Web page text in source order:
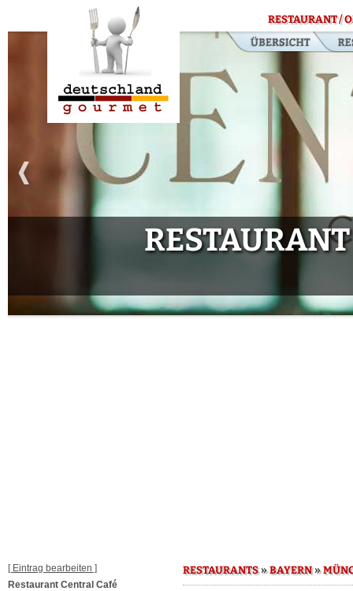
RESTAURANT /
[ Eintrag bearbeiten ]
Restaurant Central Café
RESTAURANTS»BAYERN»